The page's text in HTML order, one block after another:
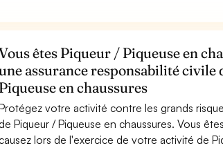
êtes Piqueur / Piqueuse en
assurance responsabilité
Piqueuse en chaussures
votre activité contre les grands
de Piqueur / Piqueuse en chaussures. Vous
lors de l'exercice de votre activité de